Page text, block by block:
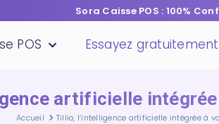
Sora Caisse POS : 100%
POS Essayez gratuitement
artificielle
Accueil Tillio, l’intelligence artificielle intégrée à